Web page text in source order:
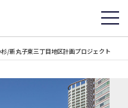
/新丸子東三丁目地区計画プロジェクト